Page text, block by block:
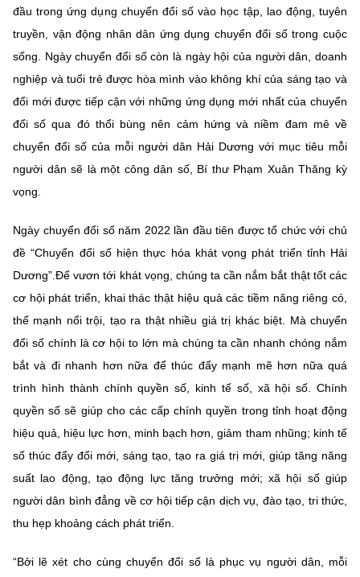
đầu trong ứng dụng chuyển đổi số vào học tập, lao động, tuyên
truyền, vận động nhân dân ứng dụng chuyển đổi số trong cuộc
sống. Ngày chuyển đổi số còn là ngày hội của người dân, doanh
nghiệp và tuổi trẻ được hòa mình vào không khí của sáng tạo và
đổi mới được tiếp cận với những ứng dụng mới nhất của chuyển
đổi số qua đó thổi bùng nên cảm hứng và niềm đam mê về
chuyển đổi số của mỗi người dân Hải Dương với mục tiêu mỗi
người dân sẽ là một công dân số, Bí thư Phạm Xuân Thăng kỳ
vọng.
Ngày chuyển đổi số năm 2022 lần đầu tiên được tổ chức với chủ
đề“Chuyển đổi số hiện thực hóa khát vọng phát triển tỉnh Hải
Dương”.Để vươn tới khát vọng, chúng ta cần nắm bắt thật tốt các
cơ hội phát triển, khai thác thật hiệu quả các tiềm năng riêng có,
thế mạnh nổi trội, tạo ra thật nhiều giá trị khác biệt. Mà chuyển
đổi số chính là cơ hội to lớn mà chúng ta cần nhanh chóng nắm
bắt và đi nhanh hơn nữa để thúc đẩy mạnh mẽ hơn nữa quá
trình hình thành chính quyền số, kinh tế số, xã hội số. Chính
quyền số sẽ giúp cho các cấp chính quyền trong tỉnh hoạt động
hiệu quả, hiệu lực hơn, minh bạch hơn, giảm tham nhũng; kinh tế
số thúc đẩy đổi mới, sáng tạo, tạo ra giá trị mới, giúp tăng năng
suất lao động, tạo động lực tăng trưởng mới; xã hội số giúp
người dân bình đẳng về cơ hội tiếp cận dịch vụ, đào tạo, tri thức,
thu hẹp khoảng cách phát triển.
“Bởi lẽ xét cho cùng chuyển đổi số là phục vụ người dân, mỗi